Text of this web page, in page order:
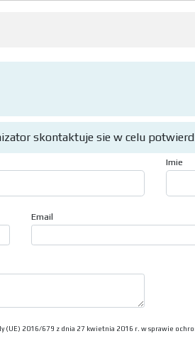
skontaktuje sie w celu
Imie
Email
2016/679 z dnia 27 kwietnia 2016 r. w sprawie